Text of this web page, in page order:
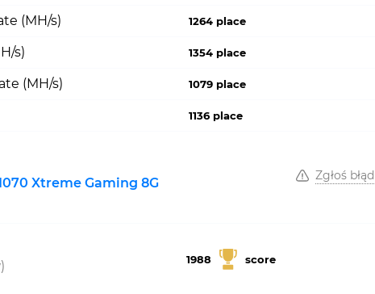
(MH/s) 1264 place
s) 1354 place
(MH/s) 1079 place
1136 place
Xtreme Gaming 8G
Zgłoś błąd
1988 score